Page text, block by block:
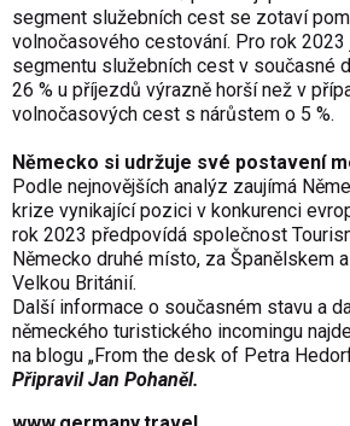
segment služebních cest se zotaví
volnočasového cestování. Pro rok
segmentu služebních cest v současné
26 % u příjezdů výrazně horší než v
volnočasových cest s nárůstem o 5 %.
Německo si udržuje své postavení
Podle nejnovějších analýz zaujímá
krize vynikající pozici v konkurenci
rok 2023 předpovídá společnost
Německo druhé místo, za Španělskem
Velkou Británií.
Další informace o současném stavu a
německého turistického incomingu
na blogu „From the desk of Petra
Připravil Jan Pohaněl.